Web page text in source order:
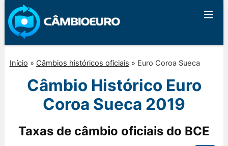
Início » Câmbios históricos oficiais » Euro Coroa Sueca
Câmbio Histórico Euro
Coroa Sueca 2019
Taxas de câmbio oficiais do BCE